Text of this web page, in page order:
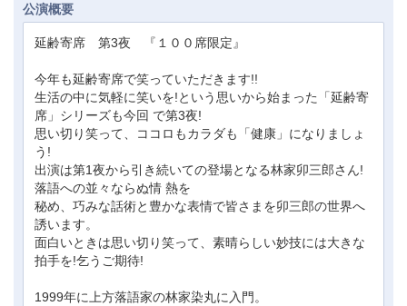
公演概要
延齢寄席 第3夜 『１００席限定』
今年も延齢寄席で笑っていただきます!!
生活の中に気軽に笑いを!という思いから始まった「延齢寄
席」シリーズも今回 で第3夜!
思い切り笑って、ココロもカラダも「健康」になりましょ
う!
出演は第1夜から引き続いての登場となる林家卯三郎さん!
落語への並々ならぬ情 熱を
秘め、巧みな話術と豊かな表情で皆さまを卯三郎の世界へ
誘います。
面白いときは思い切り笑って、素晴らしい妙技には大きな
拍手を!乞うご期待!
1999年に上方落語家の林家染丸に入門。